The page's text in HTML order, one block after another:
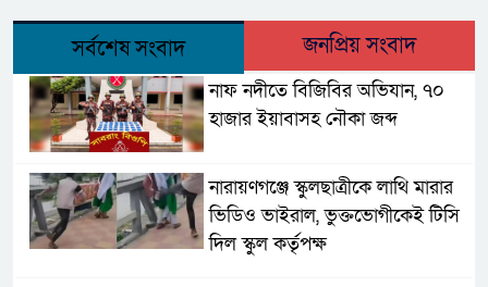
সর্বশেষ সংবাদ জনপ্রিয় সংবাদ
নাফ নদীতে বিজিবির অভিযান, ৭০
হাজার ইয়াবাসহ নৌকা জব্দ
নারায়ণগঞ্জে স্কুলছাত্রীকে লাথি মারার
ভিডিও ভাইরাল, ভুক্তভোগীকেই টিসি
দিল স্কুল কর্তৃপক্ষ